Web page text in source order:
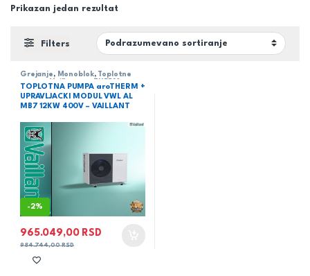
Prikazan jedan rezultat
Filters
Grejanje , Monoblok, Toplotne
pumpe,Vaillant aroTHERM
TOPLOTNA PUMPA aroTHERM +
UPRAVLJACKI MODUL VWL AL
MB7 12KW 400V – VAILLANT
-2%
965.049,00 RSD
984.744,00RSD